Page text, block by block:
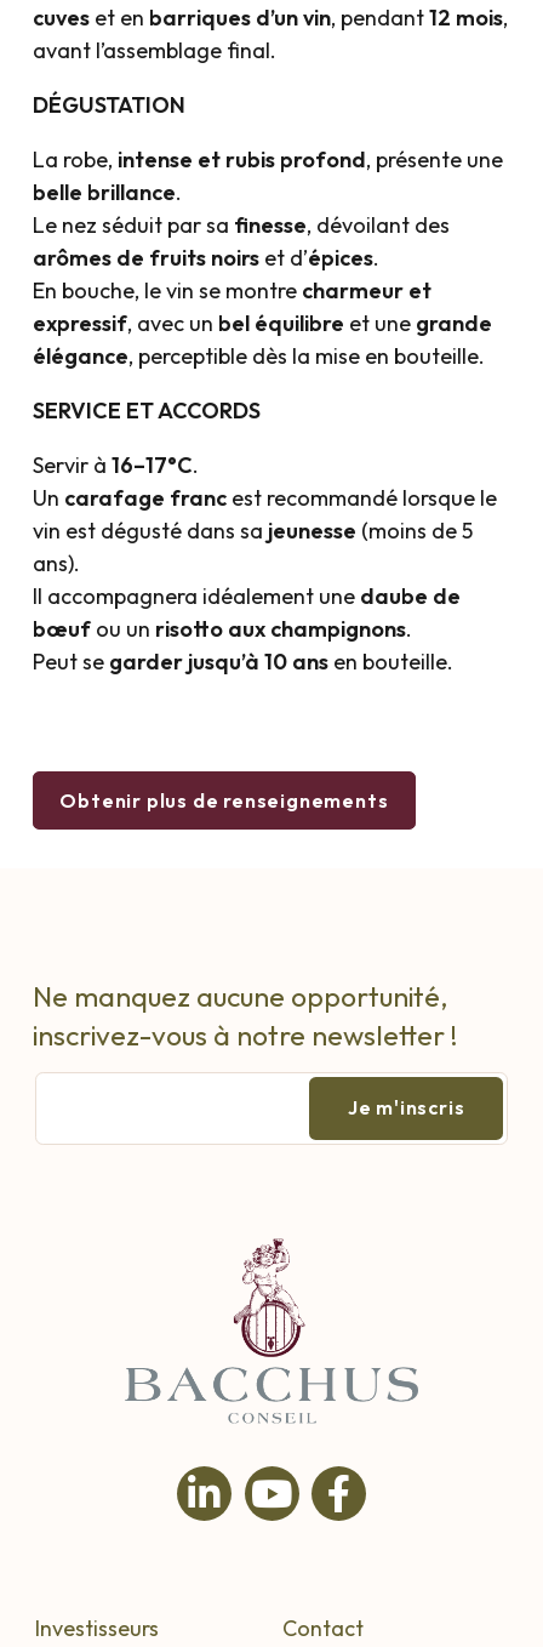
cuves et en barriques d’un vin, pendant12 mois,
avant l’assemblage final.
DÉGUSTATION
La robe, intense et rubis profond, présente une
belle brillance.
Le nez séduit par sa finesse, dévoilant des
arômes de fruits noirs et d’épices.
En bouche, le vin se montre charmeur et
expressif, avec un bel équilibre et une grande
élégance, perceptible dès la mise en bouteille.
SERVICE ET ACCORDS
Servir à 16–17°C.
Un carafage franc est recommandé lorsque le
vin est dégusté dans sa jeunesse (moins de 5
ans).
Il accompagnera idéalement une daube de
bœuf ou un risotto aux champignons.
Peut se garder jusqu’à 10 ans en bouteille.
Obtenir plus de renseignements
Ne manquez aucune opportunité,
inscrivez-vous à notre newsletter !
Investisseurs Contact